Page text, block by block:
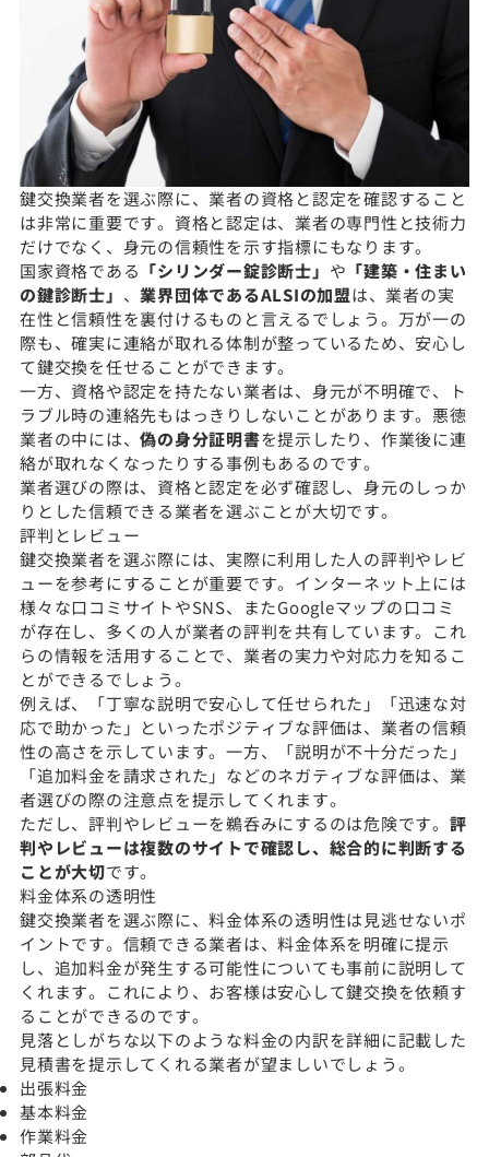
鍵交換業者を選ぶ際に、業者の資格と認定を確認すること
は非常に重要です。資格と認定は、業者の専門性と技術力
だけでなく、身元の信頼性を示す指標にもなります。
国家資格である 「シリンダー錠診断士」 や 「建築・住まい
の鍵診断士」 、業界団体であるALSIの加盟は、業者の実
在性と信頼性を裏付けるものと言えるでしょう。万が一の
際も、確実に連絡が取れる体制が整っているため、安心し
て鍵交換を任せることができます。
一方、資格や認定を持たない業者は、身元が不明確で、ト
ラブル時の連絡先もはっきりしないことがあります。悪徳
業者の中には、偽の身分証明書を提示したり、作業後に連
絡が取れなくなったりする事例もあるのです。
業者選びの際は、資格と認定を必ず確認し、身元のしっか
りとした信頼できる業者を選ぶことが大切です。
評判とレビュー
鍵交換業者を選ぶ際には、実際に利用した人の評判やレビ
ューを参考にすることが重要です。インターネット上には
様々な口コミサイトやSNS、またGoogleマップの口コミ
が存在し、多くの人が業者の評判を共有しています。これ
らの情報を活用することで、業者の実力や対応力を知るこ
とができるでしょう。
例えば、「丁寧な説明で安心して任せられた」「迅速な対
応で助かった」といったポジティブな評価は、業者の信頼
性の高さを示しています。一方、「説明が不十分だった」
「追加料金を請求された」などのネガティブな評価は、業
者選びの際の注意点を提示してくれます。
ただし、評判やレビューを鵜呑みにするのは危険です。 評
判やレビューは複数のサイトで確認し、総合的に判断する
ことが大切です。
料金体系の透明性
鍵交換業者を選ぶ際に、料金体系の透明性は見逃せないポ
イントです。信頼できる業者は、料金体系を明確に提示
し、追加料金が発生する可能性についても事前に説明して
くれます。これにより、お客様は安心して鍵交換を依頼す
ることができるのです。
見落としがちな以下のような料金の内訳を詳細に記載した
見積書を提示してくれる業者が望ましいでしょう。
出張料金
基本料金
作業料金